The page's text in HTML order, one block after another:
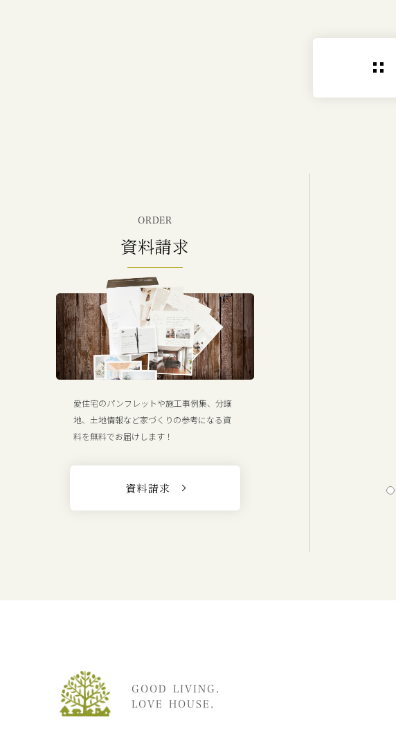
ORDER
資料請求
愛住宅のパンフレットや施工事例集、分譲
地、土地情報など家づくりの参考になる資
料を無料でお届けします！
資料請求 1
GOOD LIVING.
LOVE HOUSE.